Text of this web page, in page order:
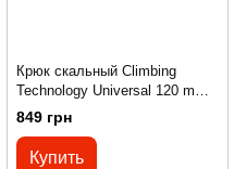
Крюк скальный Climbing
Technology Universal 120 mm
silver
849 грн
Купить